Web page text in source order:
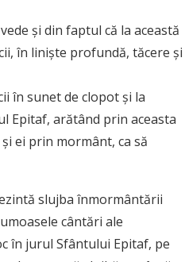
şi din faptul că la această
în linişte profundă, tăcere şi
în sunet de clopot şi la
Epitaf, arătând prin aceasta
ei prin mormânt, ca să
slujba înmormântării
cântări ale
în jurul Sfântului Epitaf, pe